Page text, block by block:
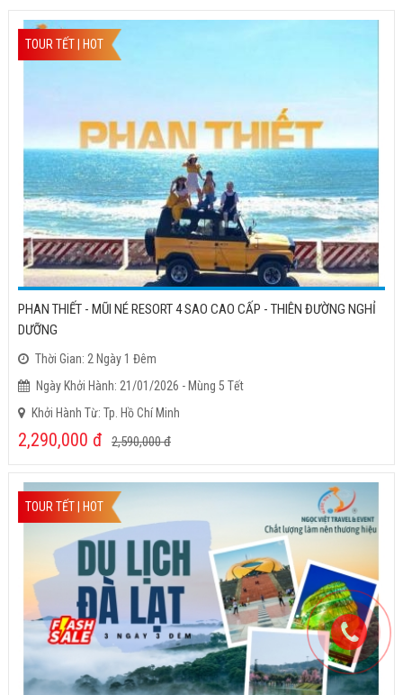
TOUR TẾT | HOT
PHAN THIẾT - MŨI NÉ RESORT 4 SAO CAO CẤP - THIÊN ĐƯỜNG NGHỈ
DƯỠNG
Thời Gian: 2 Ngày 1 Đêm
Ngày Khởi Hành: 21/01/2026 - Mùng 5 Tết
Khởi Hành Từ: Tp. Hồ Chí Minh
2,290,000 đ 2,590,000đ
TOUR TẾT | HOT